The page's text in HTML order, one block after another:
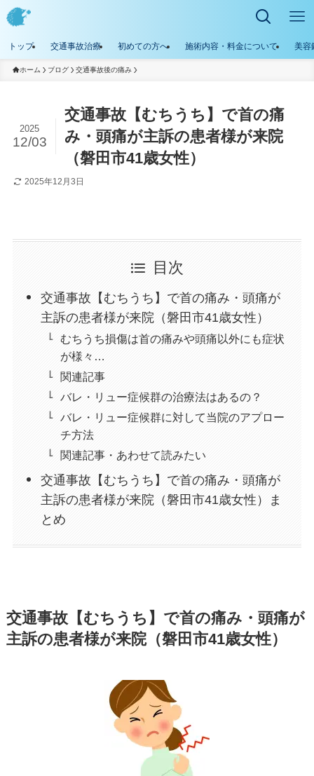
トップ 交通事故治療 初めての方へ 施術内容・料金について 美容
ホーム ブログ 交通事故後の痛み
交通事故【むちうち】で首の痛
み・頭痛が主訴の患者様が来院
（磐田市41歳女性）
2025
12/03
2025年12月3日
目次
交通事故【むちうち】で首の痛み・頭痛が
主訴の患者様が来院（磐田市41歳女性）
むちうち損傷は首の痛みや頭痛以外にも症状
が様々…
関連記事
バレ・リュー症候群の治療法はあるの？
バレ・リュー症候群に対して当院のアプロー
チ方法
関連記事・あわせて読みたい
交通事故【むちうち】で首の痛み・頭痛が
主訴の患者様が来院（磐田市41歳女性）ま
とめ
交通事故【むちうち】で首の痛み・頭痛が
主訴の患者様が来院（磐田市41歳女性）